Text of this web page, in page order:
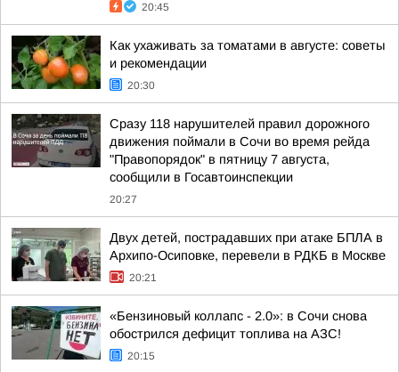
20:45
Как ухаживать за томатами в августе: советы
и рекомендации
20:30
Сразу 118 нарушителей правил дорожного
движения поймали в Сочи во время рейда
"Правопорядок" в пятницу 7 августа,
сообщили в Госавтоинспекции
20:27
Двух детей, пострадавших при атаке БПЛА в
Архипо-Осиповке, перевели в РДКБ в Москве
20:21
«Бензиновый коллапс - 2.0»: в Сочи снова
обострился дефицит топлива на АЗС!
20:15